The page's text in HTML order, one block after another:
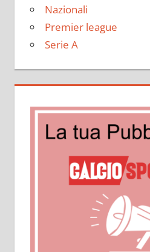
Nazionali
Premier league
Serie A